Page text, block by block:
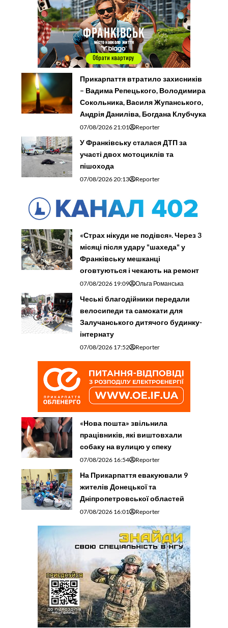
Прикарпаття втратило захисників
– Вадима Репецького, Володимира
Сокольника, Василя Жупанського,
Андрія Даниліва, Богдана Клубчука
07/08/2026 21:01 Reporter
У Франківську сталася ДТП за
участі двох мотоциклів та
пішохода
07/08/2026 20:13 Reporter
«Страх нікуди не подівся». Через 3
місяці після удару "шахеда" у
Франківську мешканці
оговтуються і чекають на ремонт
07/08/2026 19:09 Ольга Романська
Чеські благодійники передали
велосипеди та самокати для
Залучанського дитячого будинку-
інтернату
07/08/2026 17:52 Reporter
«Нова пошта» звільнила
працівників, які виштовхали
собаку на вулицю у спеку
07/08/2026 16:54 Reporter
На Прикарпаття евакуювали 9
жителів Донецької та
Дніпропетровської областей
07/08/2026 16:01 Reporter